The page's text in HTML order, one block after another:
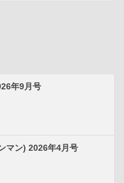
年9月号
マン) 2026年4月号